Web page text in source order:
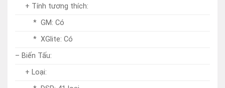
+ Loại:
* DSP: 41 loại
* Tiếng Vang: 15 loại
* Thanh: 7 loại
* EQ Master: 5 loại